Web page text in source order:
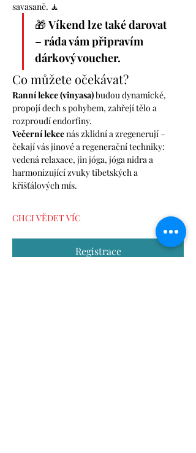
savasaně. 🧘
🎁 Víkend lze také darovat
– ráda vám připravím
dárkový voucher.
Co můžete očekávat?
Ranní lekce (vinyasa) budou dynamické,
propojí dech s pohybem, zahřejí tělo a
rozproudí endorfiny.
Večerní lekce nás zklidní a zregenerují –
čekají vás jinové a regenerační techniky:
vedená relaxace, jin jóga, jóga nidra a
harmonizující zvuky tibetských a
křišťálových mís.
CHCI VĚDET VÍC
Registrace